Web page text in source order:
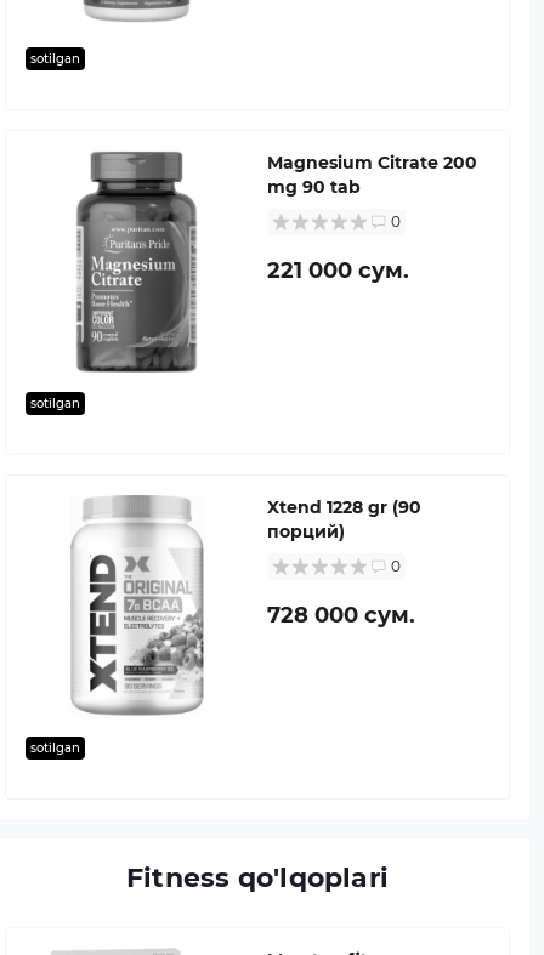
sotilgan
sotilgan
Magnesium Citrate 200
mg 90 tab
0
221 000 сум.
sotilgan
Xtend 1228 gr (90
порций)
0
728 000 сум.
Fitness qo'lqoplari